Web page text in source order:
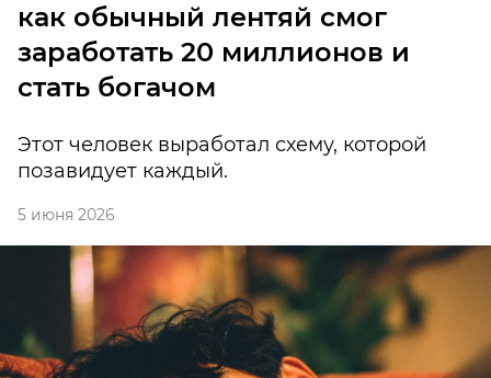
как обычный лентяй смог
заработать 20 миллионов и
стать богачом
Этот человек выработал схему, которой
позавидует каждый.
5 июня 2026